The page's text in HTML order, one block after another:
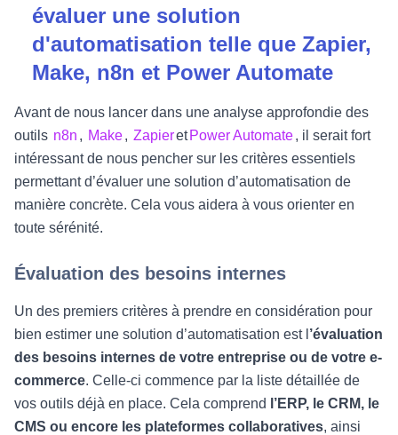
évaluer une solution
d'automatisation telle que Zapier,
Make, n8n et Power Automate
Avant de nous lancer dans une analyse approfondie des
outils n8n , Make, Zapieret Power Automate, il serait fort
intéressant de nous pencher sur les critères essentiels
permettant d’évaluer une solution d’automatisation de
manière concrète. Cela vous aidera à vous orienter en
toute sérénité.
Évaluation des besoins internes
Un des premiers critères à prendre en considération pour
bien estimer une solution d’automatisation est l ’évaluation
des besoins internes de votre entreprise ou de votre e-
commerce. Celle-ci commence par la liste détaillée de
vos outils déjà en place. Cela comprend
l’ERP, le CRM, le
CMS ou encore les plateformes collaboratives, ainsi